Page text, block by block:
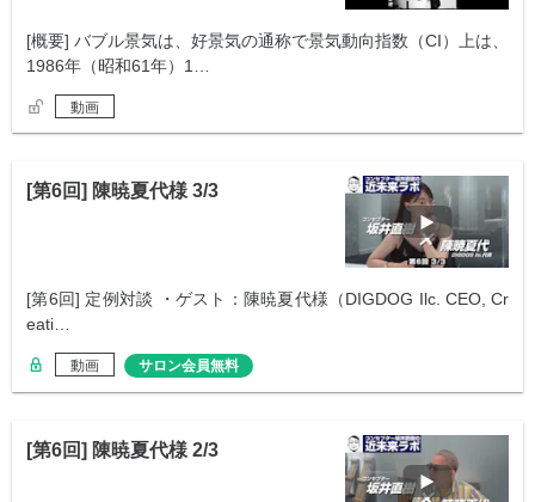
[概要] バブル景気は、好景気の通称で景気動向指数（CI）上は、
1986年（昭和61年）1…
動画
[第6回] 陳暁夏代様 3/3
[第6回] 定例対談 ・ゲスト：陳暁夏代様（DIGDOG Ilc. CEO, Cr
eati…
動画 サロン会員無料
[第6回] 陳暁夏代様 2/3